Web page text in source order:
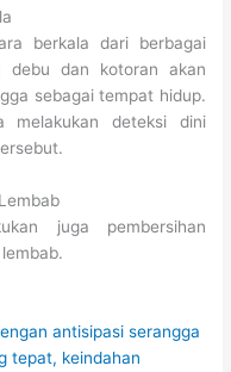
berkala dari berbagai
debu dan kotoran akan
sebagai tempat hidup.
deteksi dini
juga pembersihan